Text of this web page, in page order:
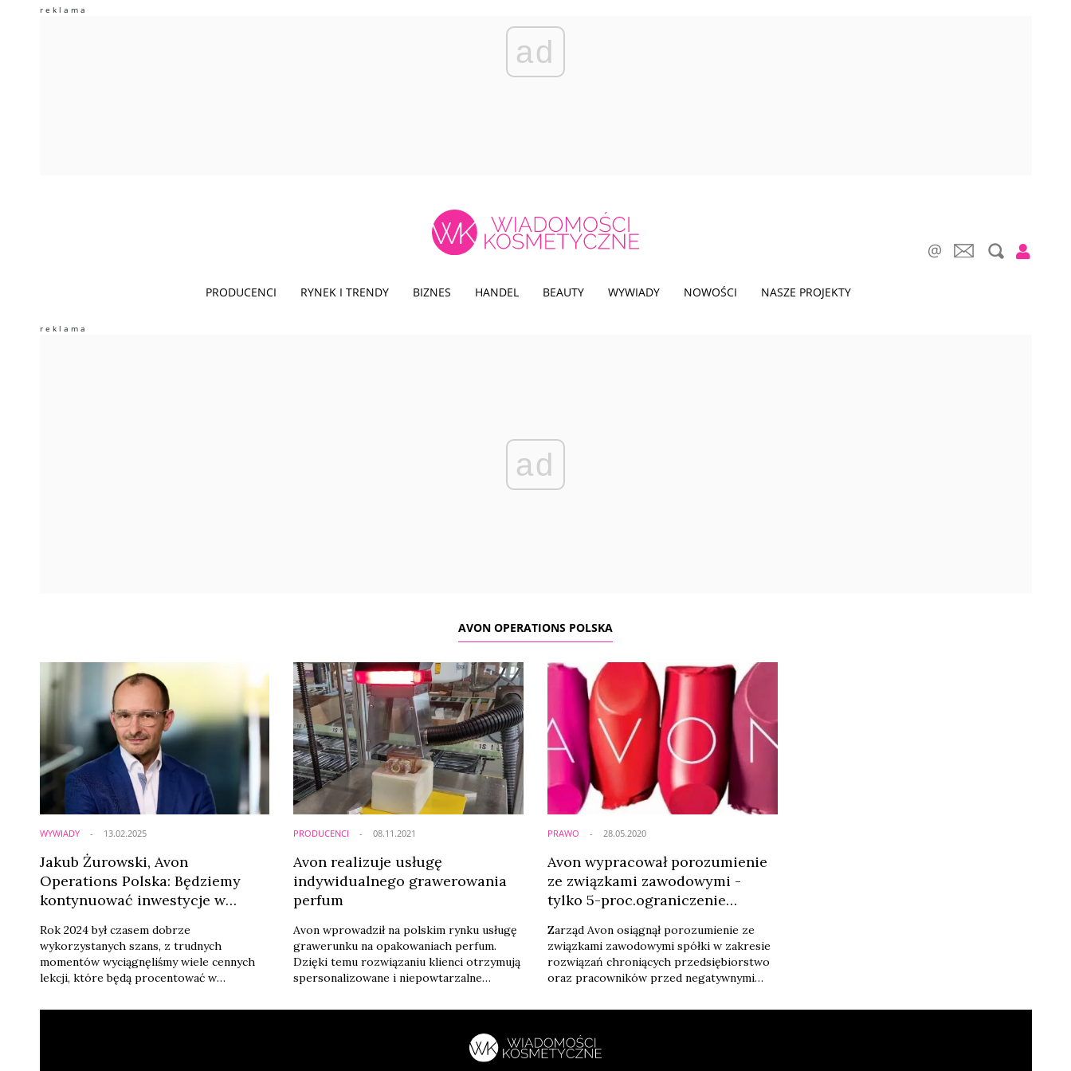
ad
PRODUCENCI RYNEK I TRENDY BIZNES HANDEL BEAUTY WYWIADY NOWOŚCI NASZE PROJEKTY
ad
AVON OPERATIONS POLSKA
WYWIADY
Jakub Żurowski, Avon
Operations Polska: Będziemy
kontynuować inwestycje w
Rok 2024 był czasem dobrze
wykorzystanych szans, z trudnych
momentów wyciągnęliśmy wiele cennych
lekcji, które będą procentować w
dyrektor fabryki Avon Operations Polska.
13.02.2025 PRODUCENCI
Avon realizuje usługę
indywidualnego grawerowania
perfum
Avon wprowadził na polskim rynku usługę
grawerunku na opakowaniach perfum.
Dzięki temu rozwiązaniu klienci otrzymują
spersonalizowane i niepowtarzalne
w regionie CEE, który realizuje tę usługę.
odbywa się w całości w zakładzie Avon
08.11.2021 PRAWO
Avon wypracował porozumienie
ze związkami zawodowymi -
tylko 5-proc.ograniczenie
Zarząd Avon osiągnął porozumienie ze
związkami zawodowymi spółki w zakresie
rozwiązań chroniących przedsiębiorstwo
oraz pracowników przed negatywnymi
Planowane zmiany zostaną wprowadzone z
oraz prognoz rynkowych. Minimalne
ograniczenie wymiaru czasu pracy daje
28.05.2020